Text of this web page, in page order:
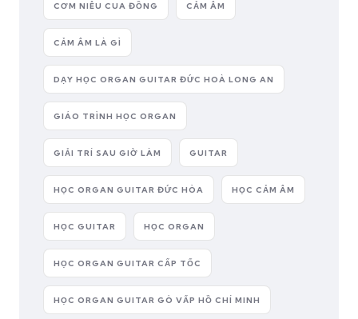
CƠM NIÊU CUA ĐỒNG CẢM ÂM
CẢM ÂM LÀ GÌ
DẠY HỌC ORGAN GUITAR ĐỨC HOÀ LONG AN
GIÁO TRÌNH HỌC ORGAN
GIẢI TRÍ SAU GIỜ LÀM GUITAR
HỌC ORGAN GUITAR ĐỨC HÒA HỌC CẢM ÂM
HỌC GUITAR HỌC ORGAN
HỌC ORGAN GUITAR CẤP TỐC
HỌC ORGAN GUITAR GÒ VẤP HỒ CHÍ MINH